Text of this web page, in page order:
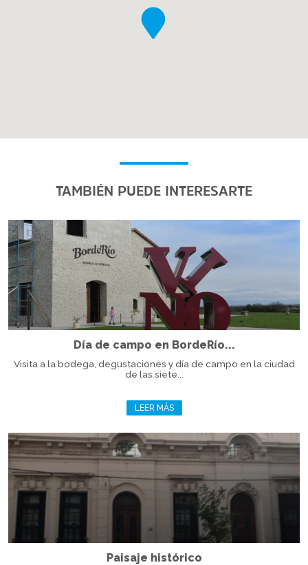
TAMBIÉN PUEDE INTERESARTE
Día de campo en BordeRío...
Visita a la bodega, degustaciones y día de campo en la ciudad
de las siete...
LEER MÁS
Paisaje histórico